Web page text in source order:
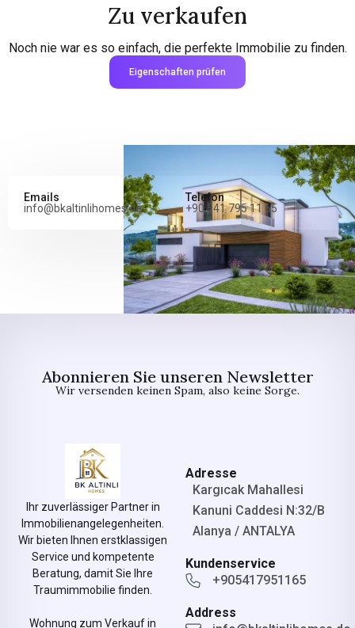
Zu verkaufen
Noch nie war es so einfach, die perfekte Immobilie zu finden.
Eigenschaften prüfen
Emails
info@bkaltinlihomes.de
Telefon
+90 541 795 11 65
Abonnieren Sie unseren Newsletter
Wir versenden keinen Spam, also keine Sorge.
Ihr zuverlässiger Partner in
Immobilienangelegenheiten.
Wir bieten Ihnen erstklassigen
Service und kompetente
Beratung, damit Sie Ihre
Traumimmobilie finden.
Wohnung zum Verkauf in
Adresse
Kargıcak Mahallesi
Kanuni Caddesi N:32/B
Alanya / ANTALYA
Kundenservice
+905417951165
Address